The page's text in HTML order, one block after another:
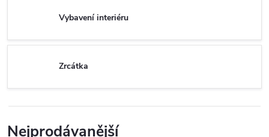
Vybavení interiéru
Zrcátka
Nejprodávanější